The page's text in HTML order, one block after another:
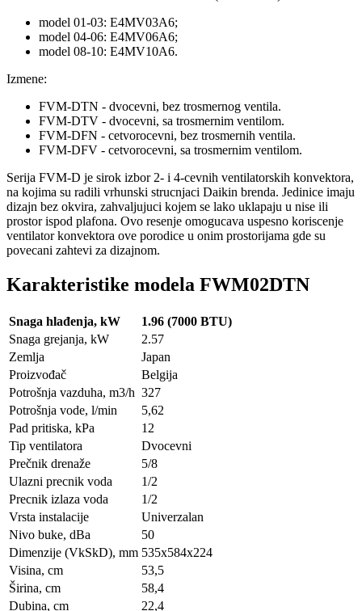
model 01-03: E4MV03A6;
model 04-06: E4MV06A6;
model 08-10: E4MV10A6.
Izmene:
FVM-DTN - dvocevni, bez trosmernog ventila.
FVM-DTV - dvocevni, sa trosmernim ventilom.
FVM-DFN - cetvorocevni, bez trosmernih ventila.
FVM-DFV - cetvorocevni, sa trosmernim ventilom.
Serija FVM-D je sirok izbor 2- i 4-cevnih ventilatorskih konvektora,
na kojima su radili vrhunski strucnjaci Daikin brenda. Jedinice imaju
dizajn bez okvira, zahvaljujuci kojem se lako uklapaju u nise ili
prostor ispod plafona. Ovo resenje omogucava uspesno koriscenje
ventilator konvektora ove porodice u onim prostorijama gde su
povecani zahtevi za dizajnom.
Karakteristike modela FWM02DTN
Snaga hlađenja, kW
1.96 (7000 BTU)
Snaga grejanja, kW
2.57
Zemlja
Japan
Proizvođač
Belgija
Potrošnja vazduha, m3/h 327
Potrošnja vode, l/min
5,62
Pad pritiska, kPa
12
Tip ventilatora
Dvocevni
Prečnik drenaže
5/8
Ulazni precnik voda
1/2
Precnik izlaza voda
1/2
Vrsta instalacije
Univerzalan
Nivo buke, dBa
50
Dimenzije (VkSkD), mm 535х584х224
Visina, сm
53,5
Širina, сm
58,4
Dubina, сm
22,4